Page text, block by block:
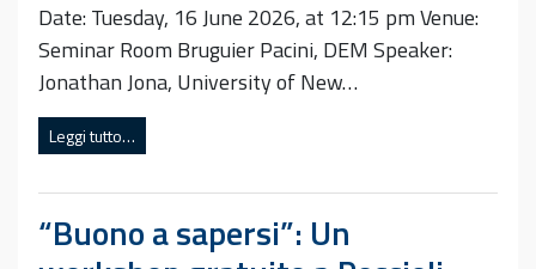
Date: Tuesday, 16 June 2026, at 12:15 pm Venue:
Seminar Room Bruguier Pacini, DEM Speaker:
Jonathan Jona, University of New…
Leggi tutto…
“Buono a sapersi”: Un